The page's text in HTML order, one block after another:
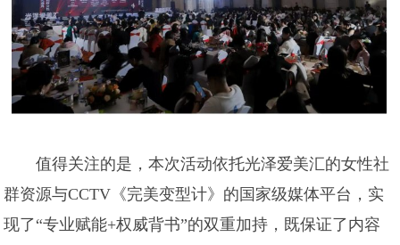
值得关注的是，本次活动依托光泽爱美汇的女性社
群资源与CCTV《完美变型计》的国家级媒体平台，实
现了“专业赋能+权威背书”的双重加持，既保证了内容